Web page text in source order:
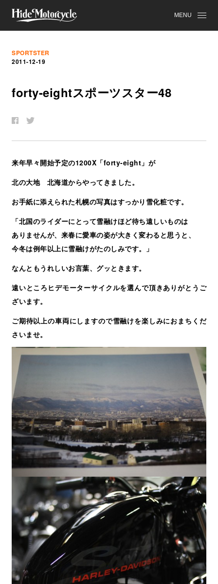
MENU
SPORTSTER
2011-12-19
forty-eightスポーツスタ ー48
来年早々開始予定の1200X「forty-eight」が
北の大地 北海道からやってきました。
お手紙に添えられた札幌の写真はすっかり雪化粧です。
「北国のライダーにとって雪融けほど待ち遠しいものは
ありませんが、来春に愛車の姿が大きく変わると思うと、
今冬は例年以上に雪融けがたのしみです。」
なんともうれしいお言葉、グッときます。
遠いところヒデモーターサイクルを選んで頂きありがとうご
ざいます。
ご期待以上の車両にしますので雪融けを楽しみにおまちくだ
さいませ。